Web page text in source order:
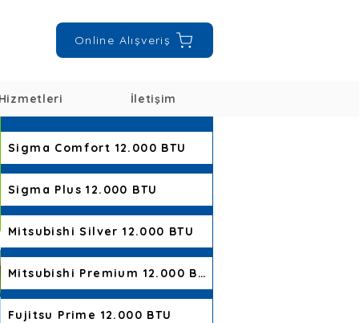
Online Alışveriş
İletişim
Sigma Comfort 12.000 BTU
Sigma Plus 12.000 BTU
Mitsubishi Silver 12.000 BTU
Mitsubishi Premium 12.000 BTU
Fujitsu Prime 12.000 BTU